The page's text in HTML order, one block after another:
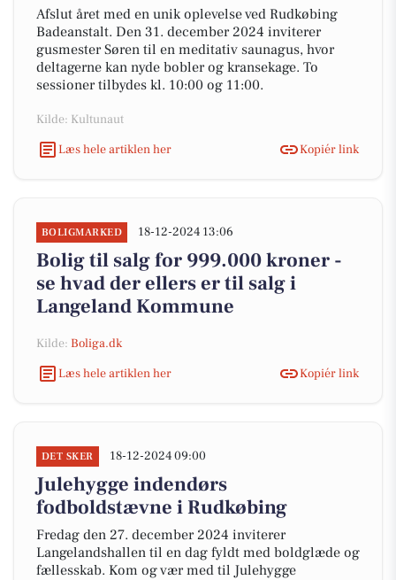
Afslut året med en unik oplevelse ved Rudkøbing
Badeanstalt. Den 31. december 2024 inviterer
gusmester Søren til en meditativ saunagus, hvor
deltagerne kan nyde bobler og kransekage. To
sessioner tilbydes kl. 10:00 og 11:00.
Kilde: Kultunaut
Læs hele artiklen her
Kopiér link
BOLIGMARKED 18-12-2024 13:06
Bolig til salg for 999.000 kroner -
se hvad der ellers er til salg i
Langeland Kommune
Kilde: Boliga.dk
Læs hele artiklen her
Kopiér link
DET SKER 18-12-2024 09:00
Julehygge indendørs
fodboldstævne i Rudkøbing
Fredag den 27. december 2024 inviterer
Langelandshallen til en dag fyldt med boldglæde og
fællesskab. Kom og vær med til Julehygge